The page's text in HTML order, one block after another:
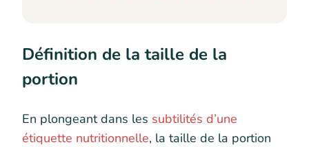
Définition de la taille de la
portion
En plongeant dans les subtilités d’une
étiquette nutritionnelle, la taille de la portion